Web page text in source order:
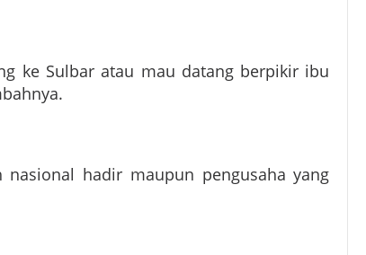
ke Sulbar atau mau datang berpikir ibu
hadir maupun pengusaha yang